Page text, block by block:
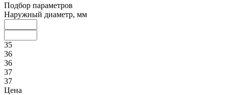
Подбор параметров
Наружный диаметр, мм
35
36
36
37
37
Цена